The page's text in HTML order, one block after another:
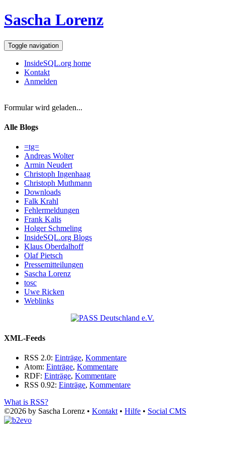
Sascha Lorenz
Toggle navigation
InsideSQL.org home
Kontakt
Anmelden
Formular wird geladen...
Alle Blogs
=tg=
Andreas Wolter
Armin Neudert
Christoph Ingenhaag
Christoph Muthmann
Downloads
Falk Krahl
Fehlermeldungen
Frank Kalis
Holger Schmeling
InsideSQL.org Blogs
Klaus Oberdalhoff
Olaf Pietsch
Pressemitteilungen
Sascha Lorenz
tosc
Uwe Ricken
Weblinks
XML-Feeds
RSS 2.0: Einträge, Kommentare
Atom: Einträge, Kommentare
RDF: Einträge, Kommentare
RSS 0.92: Einträge, Kommentare
What is RSS?
©2026 by Sascha Lorenz • Kontakt • Hilfe • Social CMS